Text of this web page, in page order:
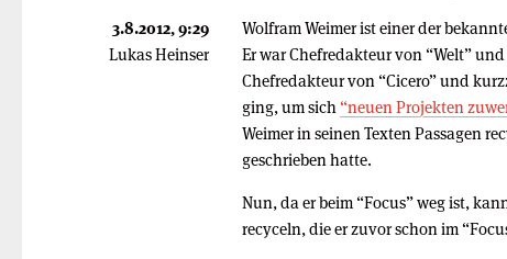
Wolfram Weimer ist einer der
Er war Chefredakteur von “Welt”
Chefredakteur von “Cicero” und
ging, um sich “neuen Projekten
Weimer in seinen Texten Passagen
geschrieben hatte.
Nun, da er beim “Focus” weg ist,
recyceln, die er zuvor schon im
3.8.2012, 9:29
Lukas Heinser